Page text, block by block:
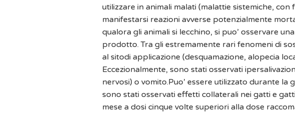
utilizzare in animali malati (malattie sistemiche,
manifestarsi reazioni avverse potenzialmente
qualora gli animali si lecchino, si puo’ osservare
prodotto. Tra gli estremamente rari fenomeni di
al sitodi applicazione (desquamazione, alopecia
Eccezionalmente, sono stati osservati
nervosi) o vomito.Puo’ essere utilizzato durante
sono stati osservati effetti collaterali nei gatti e
mese a dosi cinque volte superiori alla dose